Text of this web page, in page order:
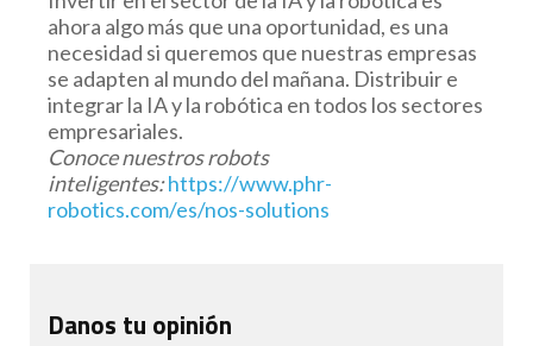
ahora algo más que una oportunidad, es una
necesidad si queremos que nuestras empresas
se adapten al mundo del mañana. Distribuir e
integrar la IA y la robótica en todos los sectores
empresariales.
Conoce nuestros robots
inteligentes:https://www.phr-
robotics.com/es/nos-solutions
Danos tu opinión